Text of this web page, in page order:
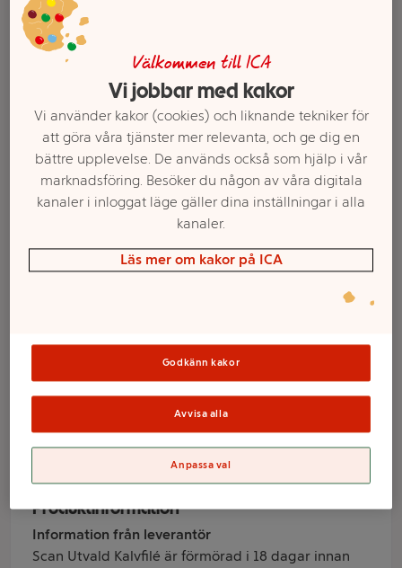
Kalvfilé ca 250g
Scan
Varumärke
Produktinformation
Information från leverantör
Scan Utvald Kalvfilé är förmörad i 18 dagar innan
Välj butik och handla
Välkommen till ICA
Vi jobbar med kakor
Vi använder kakor (cookies) och liknande tekniker för
att göra våra tjänster mer relevanta, och ge dig en
bättre upplevelse. De används också som hjälp i vår
marknadsföring. Besöker du någon av våra digitala
kanaler i inloggat läge gäller dina inställningar i alla
kanaler.
Läs mer om kakor på ICA
Godkänn kakor
Avvisa alla
Anpassa val